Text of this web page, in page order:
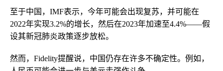
至于中国，IMF表示，今年可能会出现复苏，并可能在
2022年实现3.2%的增长，然后在2023年加速至4.4%——假
设其新冠肺炎政策逐步放松。
然而，Fidelity提醒说，中国仍存在许多不确定性。例如，